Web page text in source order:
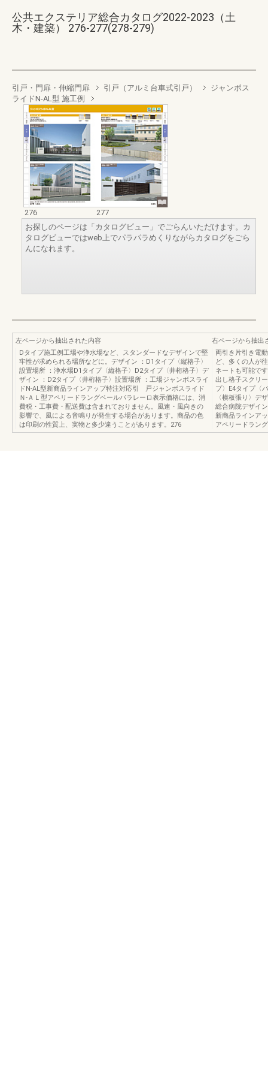
公共エクステリア総合カタログ2022-2023（土
木・建築） 276-277(278-279)
引戸・門扉・伸縮門扉 引戸（アルミ台車式引戸）
ジャンボス
ライドN-AL型 施工例
276
277
お探しのページは「カタログビュー」でごらんいただけます。カ
タログビューではweb上でパラパラめくりながらカタログをごら
んになれます。
左ページから抽出された内容
Dタイプ施工例工場や浄水場など、スタンダードなデザインで堅
牢性が求められる場所などに。デザイン ：D1タイプ〈縦格子〉
設置場所 ：浄水場D1タイプ〈縦格子〉D2タイプ〈井桁格子〉デ
ザイン ：D2タイプ〈井桁格子〉設置場所 ：工場ジャンボスライ
ドN-AL型新商品ラインアップ特注対応引 戸ジャンボスライド
Ｎ-ＡＬ型アペリードラングベールパラレーロ表示価格には、消
費税・工事費・配送費は含まれておりません。風速・風向きの
影響で、風による音鳴りが発生する場合があります。商品の色
は印刷の性質上、実物と多少違うことがあります。276
右ページから抽出
両引き片引き電
ど、多くの人が
ネートも可能で
出し格子スクリ
プ〉E4タイプ〈
〈横板張り〉デ
総合病院デザイ
新商品ラインア
アペリードラン